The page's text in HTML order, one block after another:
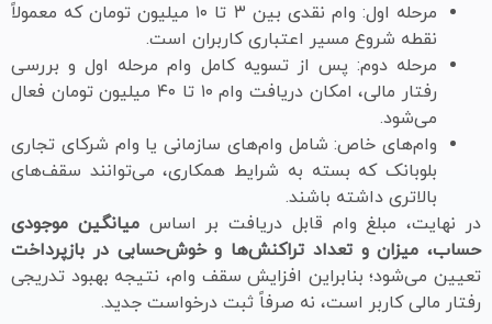
مرحله اول: وام نقدی بین ۳ تا ۱۰ میلیون تومان که معمولاً
نقطه شروع مسیر اعتباری کاربران است.
مرحله دوم: پس از تسویه کامل وام مرحله اول و بررسی
رفتار مالی، امکان دریافت وام ۱۰ تا ۴۰ میلیون تومان فعال
می‌شود.
وام‌های خاص: شامل وام‌های سازمانی یا وام شرکای تجاری
بلوبانک که بسته به شرایط همکاری، می‌توانند سقف‌های
بالاتری داشته باشند.
در نهایت، مبلغ وام قابل دریافت بر اساسمیانگین موجودی
حساب، میزان و تعداد تراکنش‌ها و خوش‌حسابی در بازپرداخت
تعیین می‌شود؛ بنابراین افزایش سقف وام، نتیجه بهبود تدریجی
رفتار مالی کاربر است، نه صرفاً ثبت درخواست جدید.